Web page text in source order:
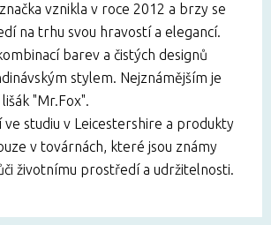
vznikla v roce 2012 a brzy se
na trhu svou hravostí a elegancí.
barev a čistých designů
stylem. Nejznámějším je
"Mr.Fox".
ve studiu v Leicestershire a produkty
v továrnách, které jsou známy
životnímu prostředí a udržitelnosti.